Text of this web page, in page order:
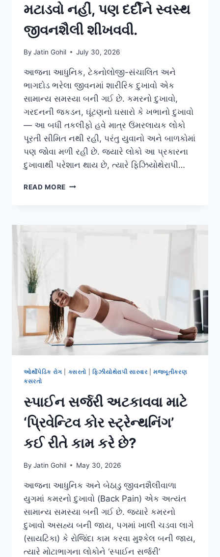
મટાડવો નહીં, પણ દર્દીને સ્વસ્થ
જીવનશૈલી શીખવવી.
By Jatin Gohil July 30, 2026
આજના આધુનિક, ટેક્નોલોજી-સંચાલિત અને
ભાગદોડ ભરેલા જીવનમાં શારીરિક દુખાવો એક
સામાન્ય સમસ્યા બની ગઈ છે. કમરનો દુખાવો,
ગરદનની જકડન, ઘૂંટણનો ઘસારો કે ખભાનો દુખાવો
— આ બધી તકલીફો હવે માત્ર ઉંમરલાયક લોકો
પૂરતી સીમિત નથી રહી, પરંતુ યુવાનો અને બાળકોમાં
પણ જોવા મળી રહી છે. જ્યારે લોકો આ પ્રકારના
દુખાવાથી પરેશાન થાય છે, ત્યારે ફિઝિયોથેરાપી…
READ MORE સમર્પણ
સ્વસ્થ
જીવનશૈલી
શીખવવી.
ઓર્થોપેડિક રોગ કસરતો ફિઝીયોથેરાપી સારવાર |મજબૂતીકરણ
કસરતો
સ્પાઈન સર્જરી અટકાવવા માટે
‘પ્રિવેન્ટિવ કોર સ્ટ્રેન્થનિંગ’
કઈ રીતે કામ કરે છે?
By Jatin Gohil May 30, 2026
આજના આધુનિક અને બેઠાડુ જીવનશૈલીવાળા
યુગમાં કમરનો દુખાવો (Back Pain) એક અત્યંત
સામાન્ય સમસ્યા બની ગઈ છે. જ્યારે કમરનો
દુખાવો અસહ્ય બની જાય, પગમાં ખાલી ચડવા લાગે
(સાયટિકા) કે રોજિંદા કામ કરવા મુશ્કેલ બની જાય,
ત્યારે મોટાભાગના લોકોને ‘સ્પાઈન સર્જરી’